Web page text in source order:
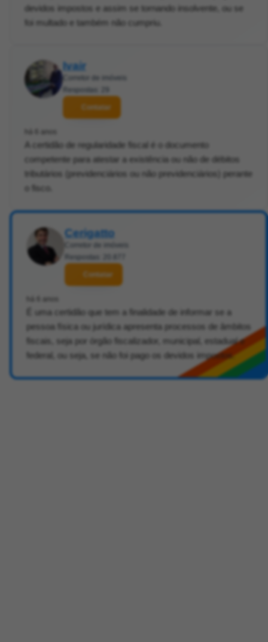
devidos impostos e assim se tornando insolvente, ou se
foi multado e também não cumpriu.
Ivair
Contatar
A certidão de regularidade fiscal é o documento
competente para atestar a existência ou não de débitos
tributários (previdenciários ou não previdenciários) perante
o fisco.
Cerigatto
Contatar
É uma certidão que tem a finalidade de informar se a
pessoa física ou jurídica apresenta processos de âmbitos
fiscais, seja por órgão fiscalizador, municipal, estadual e
federal, ou seja, se não foi pago os devidos impostos.